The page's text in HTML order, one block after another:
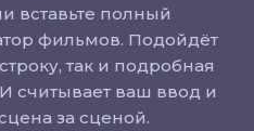
вставьте полный
фильмов. Подойдёт
так и подробная
считывает ваш ввод и
за сценой.